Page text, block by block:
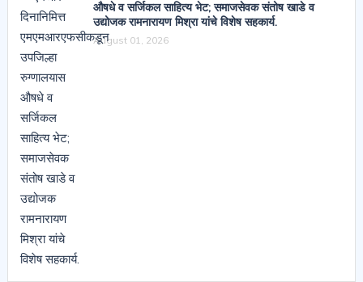
औषधे व सर्जिकल साहित्य भेट; समाजसेवक संतोष खाडे व
उद्योजक रामनारायण मिश्रा यांचे विशेष सहकार्य.
August 01, 2026